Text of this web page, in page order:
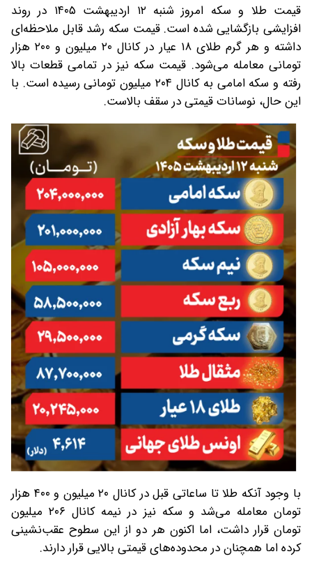
قیمت طلا و سکه امروز شنبه ۱۲ اردیبهشت ۱۴۰۵ در روند
افزایشی بازگشایی شده است. قیمت سکه رشد قابل ملاحظه‌ای
داشته و هر گرم طلای ۱۸ عیار در کانال ۲۰ میلیون و ۲۰۰ هزار
تومانی معامله می‌شود. قیمت سکه نیز در تمامی قطعات بالا
رفته و سکه امامی به کانال ۲۰۴ میلیون تومانی رسیده است. با
این حال، نوسانات قیمتی در سقف بالاست.
با وجود آنکه طلا تا ساعاتی قبل در کانال ۲۰ میلیون و ۴۰۰ هزار
تومان معامله می‌شد و سکه نیز در نیمه کانال ۲۰۶ میلیون
تومان قرار داشت، اما اکنون هر دو از این سطوح عقب‌نشینی
کرده‌ اما همچنان در محدوده‌های قیمتی بالایی قرار دارند.